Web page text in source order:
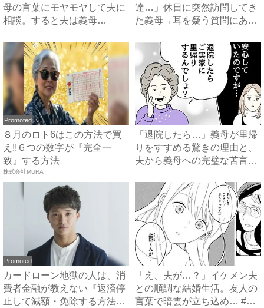
母の言葉にモヤモヤして夫に
相談。すると夫は義母
達…」休日に突然訪問してき
た義母→耳を疑う質問にあ
Promoted
８月のロト6はこの方法で買
え!!６つの数字が『完全一
致』する方法
株式会社MURA
「退院したら…」義母が里帰
りをすすめる驚きの理由と、
夫から義母への完璧な苦言
Promoted
カードローン地獄の人は、消
費者金融が教えない『返済停
止して減額・免除する方法』
「え、夫が…？」イケメン夫
との順調な結婚生活。友人の
言葉で暗雲が立ち込め… #